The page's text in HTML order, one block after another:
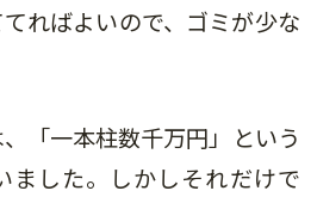
ればよいので、ゴミが少な
「一本柱数千万円」という
ました。しかしそれだけで